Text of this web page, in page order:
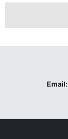
Email: